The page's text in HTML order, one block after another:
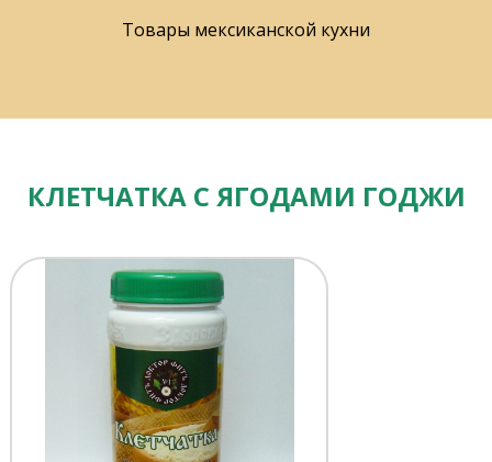
Товары мексиканской кухни
КЛЕТЧАТКА С ЯГОДАМИ ГОДЖИ